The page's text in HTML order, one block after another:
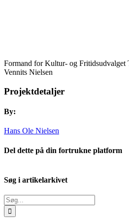
Formand for Kultur- og
Vennits Nielsen
Projektdetaljer
By:
Hans Ole Nielsen
Del dette på din fortrukne platform
mail
Søg i artikelarkivet
Søg
efter: